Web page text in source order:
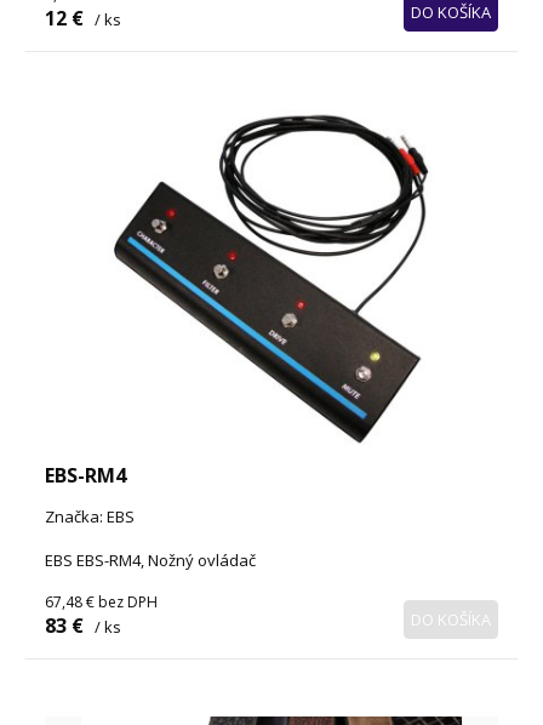
12 € / ks DO KOŠÍKA
EBS-RM4
Značka: EBS
EBS EBS-RM4, Nožný ovládač
67,48 € bez DPH
83 € / ks DO KOŠÍKA